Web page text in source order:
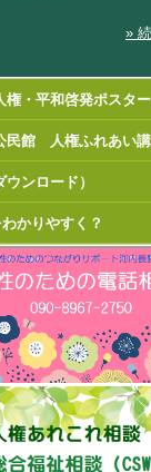
»
・平和啓発ポスター
民館 人権ふれあい
ンロード）
かりやすく？